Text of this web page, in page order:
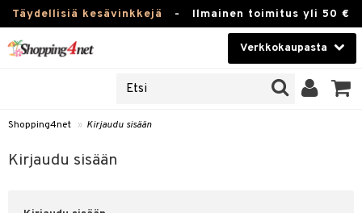
Täydellisiä kesävinkkejä - Ilmainen toimitus yli 50 €
Verkkokaupasta
Piilolinssit
Luontaistuotteet
Shopping4net » Kirjaudu sisään
Kirjaudu sisään
sisään